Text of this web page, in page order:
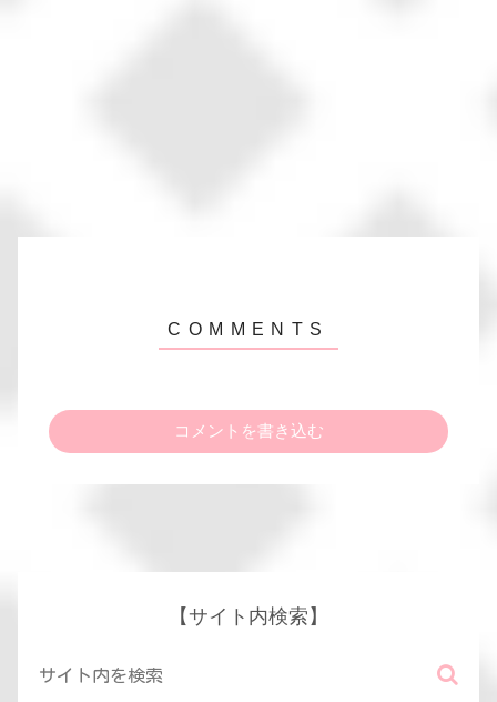
コメントを書き込む
【サイト内検索】